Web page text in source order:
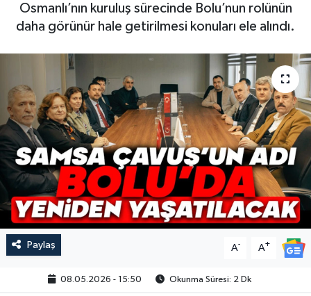
Osmanlı’nın kuruluş sürecinde Bolu’nun rolünün
daha görünür hale getirilmesi konuları ele alındı.
Paylaş A- A+
08.05.2026 - 15:50 Okunma Süresi: 2 Dk